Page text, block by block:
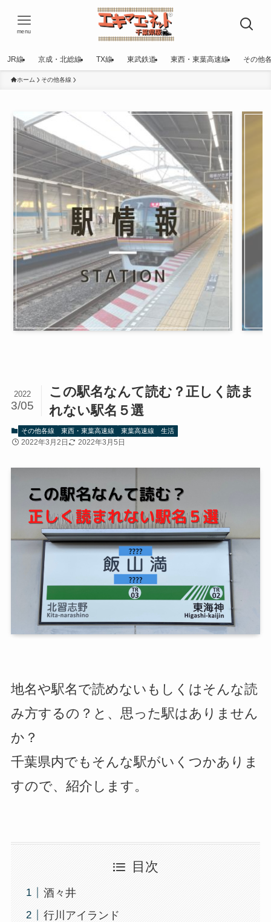
menu
JR線 京成・北総線 TX線 東武鉄道 東西・東葉高速線 その他
ホーム その他各線
この駅名なんて読む？正しく読ま
れない駅名５選
2022
3/05
その他各線 東西・東葉高速線 東葉高速線 生活
2022年3月2日 2022年3月5日
地名や駅名で読めないもしくはそんな読
み方するの？と、思った駅はありません
か？
千葉県内でもそんな駅がいくつかありま
すので、紹介します。
目次
酒々井
行川アイランド